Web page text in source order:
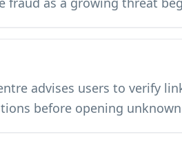
The UK's National